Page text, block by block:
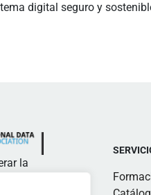
digital seguro y
la